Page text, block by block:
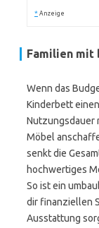
* Anzeige
Familien mit
Wenn das
Kinderbett
Nutzungsdauer
Möbel
senkt die
hochwertiges
So ist ein
dir finanziellen
Ausstattung